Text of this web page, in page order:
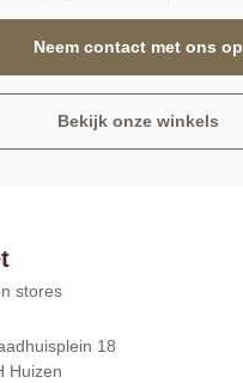
Neem contact met ons op
Bekijk onze winkels
stores
18
Huizen